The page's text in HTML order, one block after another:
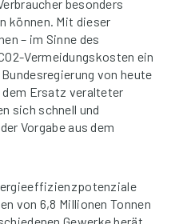
besonders
können. Mit dieser
– im Sinne des
Vermeidungskosten ein
von heute
dem Ersatz veralteter
sich schnell und
Vorgabe aus dem
von 6,8 Millionen Tonnen